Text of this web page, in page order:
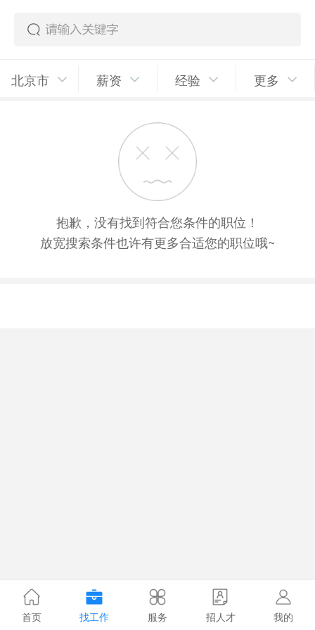
北京市 薪资 经验 更多
抱歉，没有找到符合您条件的职位！
放宽搜索条件也许有更多合适您的职位哦~
首页 找工作 服务 招人才 我的